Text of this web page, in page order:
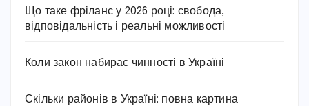
Що таке фріланс у 2026 році: свобода,
відповідальність і реальні можливості
Коли закон набирає чинності в Україні
Скільки районів в Україні: повна картина